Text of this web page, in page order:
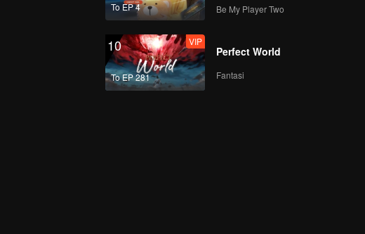
To EP 4 Be My Player Two
10
To EP 281
VIP
Perfect World
Fantasi